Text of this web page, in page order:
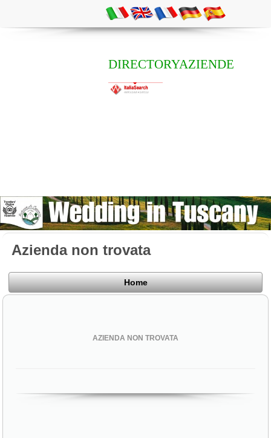
DIRECTORYAZIENDE
Azienda non trovata
Home
AZIENDA NON TROVATA